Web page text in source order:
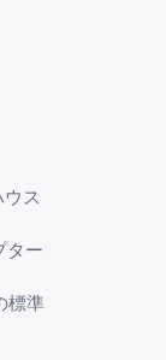
ス
ター
標準